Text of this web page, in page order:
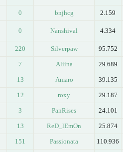
0 bnjhcg 2.159
0 Nanshival 4.334
220 Silverpaw 95.752
7 Aliina 29.689
13 Amaro 39.135
12 roxy 29.187
3 PanRises 24.101
13 ReD_lEmOn 25.874
151 Passionata 110.936